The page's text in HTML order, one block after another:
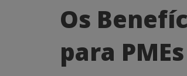
Os
Benefícios
de
Os
para PMEs